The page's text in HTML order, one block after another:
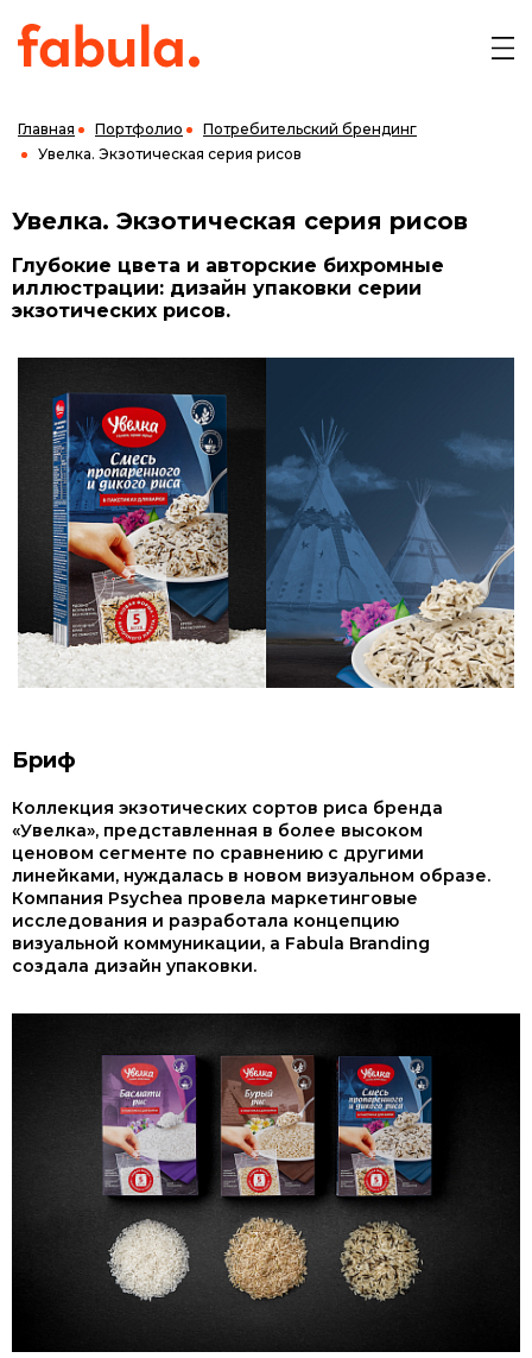
Главная Портфолио
Потребительский брендинг
Увелка. Экзотическая серия рисов
Увелка. Экзотическая серия рисов
Глубокие цвета и авторские бихромные
иллюстрации: дизайн упаковки серии
экзотических рисов.
Бриф
Коллекция экзотических сортов риса бренда
«Увелка», представленная в более высоком
ценовом сегменте по сравнению с другими
линейками, нуждалась в новом визуальном образе.
Компания Psychea провела маркетинговые
исследования и разработала концепцию
визуальной коммуникации, а Fabula Branding
создала дизайн упаковки.